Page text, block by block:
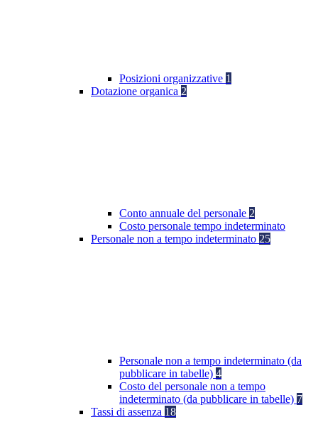
Posizioni organizzative 1
Dotazione organica 2
Conto annuale del personale 2
Costo personale tempo indeterminato
Personale non a tempo indeterminato 25
Personale non a tempo indeterminato (da
pubblicare in tabelle) 4
Costo del personale non a tempo
indeterminato (da pubblicare in tabelle) 7
Tassi di assenza 18